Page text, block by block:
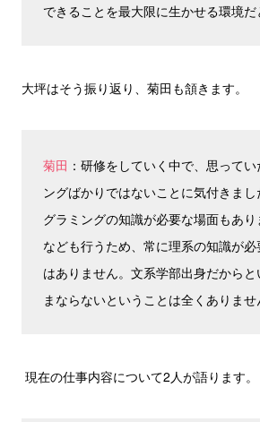
できることを最大限に生かせる環境だ
大坪はそう振り返り、菊田も頷きます。
菊田 ：研修をしていく中で、思って
ングばかりではないことに気付きま
グラミングの知識が必要な場面もあ
なども行うため、常に理系の知識が
はありません。文系学部出身だから
まならないということは全くありませ
現在の仕事内容について2人が語ります。